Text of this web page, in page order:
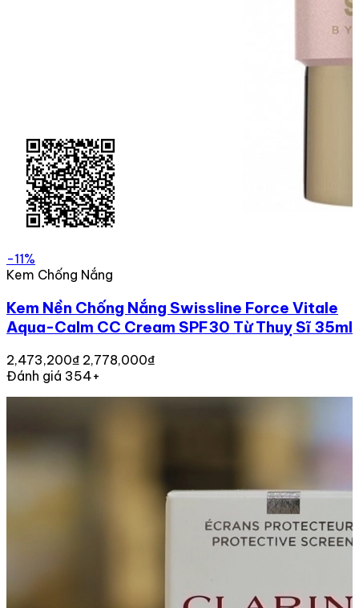
-11%
Kem Chống Nắng
Kem Nền Chống Nắng Swissline Force Vitale
Aqua-Calm CC Cream SPF30 Từ Thuỵ Sĩ 35ml
2,473,200₫ 2,778,000₫
Đánh giá 354+